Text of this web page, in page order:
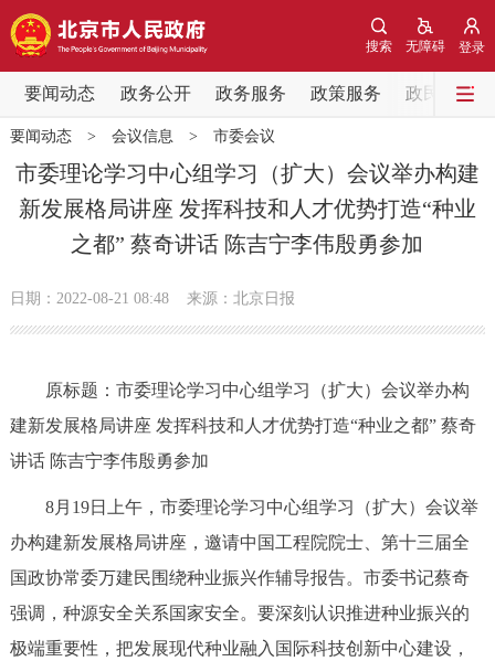
登录
无障碍
搜索
要闻动态 政务公开 政务服务 政策服务 政民互动
要闻动态
党中央精神 国务院信息
北京要闻 会议信息 部门动态
政务公开
市领导 机构职能 政策服务
政策兑现
政务服务
要闻动态> 会议信息 > 市委会议
市委理论学习中心组学习（扩大）会议举办构建
新发展格局讲座 发挥科技和人才优势打造“种业
之都” 蔡奇讲话 陈吉宁李伟殷勇参加
日期：2022-08-21 08:48 来源：北京日报
原标题：市委理论学习中心组学习（扩大）会议举办构
建新发展格局讲座 发挥科技和人才优势打造“种业之都” 蔡奇
讲话 陈吉宁李伟殷勇参加
8月19日上午，市委理论学习中心组学习（扩大）会议举
办构建新发展格局讲座，邀请中国工程院院士、第十三届全
国政协常委万建民围绕种业振兴作辅导报告。市委书记蔡奇
强调，种源安全关系国家安全。要深刻认识推进种业振兴的
极端重要性，把发展现代种业融入国际科技创新中心建设，